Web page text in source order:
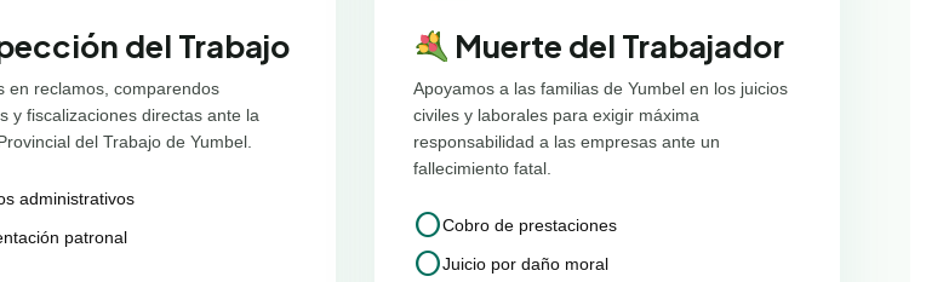
del Trabajo
en reclamos, comparendos
y fiscalizaciones directas ante la
del Trabajo de Yumbel.
administrativos
patronal
Muerte del Trabajador
Apoyamos a las familias de Yumbel en los juicios
civiles y laborales para exigir máxima
responsabilidad a las empresas ante un
fallecimiento fatal.
circleCobro de prestaciones
circleJuicio por daño moral